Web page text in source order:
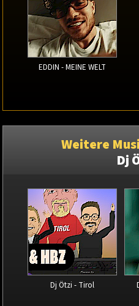
EDDIN - MEINE WELT
Weitere
Dj
Dj Ötzi - Tirol